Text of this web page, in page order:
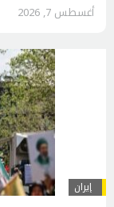
أغسطس 7, 2026
إيران